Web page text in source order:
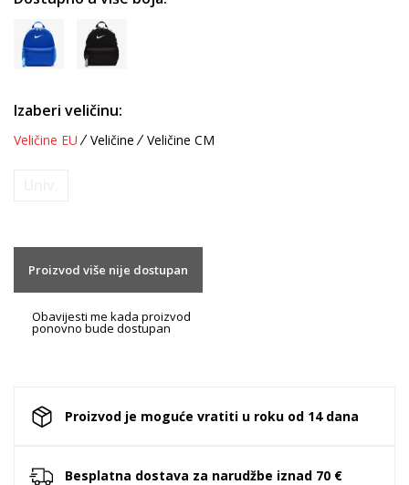
Izaberi veličinu:
Veličine EU Veličine Veličine CM
Proizvod više nije dostupan
Obavijesti me kada proizvod
ponovno bude dostupan
Proizvod je moguće vratiti u roku od 14 dana
Besplatna dostava za narudžbe iznad 70 €